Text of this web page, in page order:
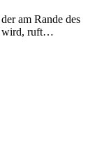
am Rande des
wird, ruft…